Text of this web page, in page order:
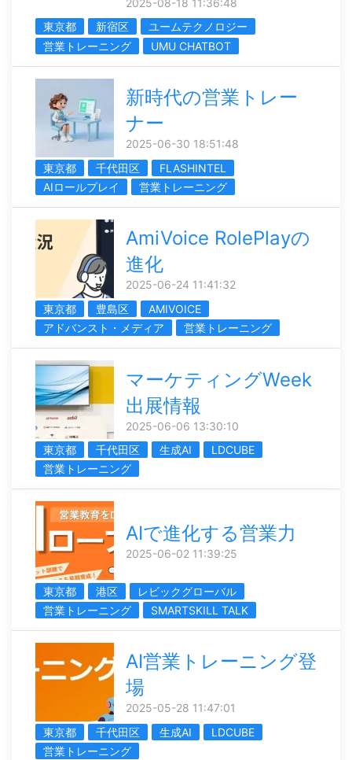
東京都
新宿区
ユームテクノロジー
営業トレーニング
UMU CHATBOT
新時代の営業トレー
ナー
2025-06-30 18:51:48
東京都
千代田区
FLASHINTEL
AIロールプレイ
営業トレーニング
AmiVoice RolePlayの
進化
2025-06-24 11:41:32
東京都
豊島区
AMIVOICE
アドバンスト・メディア
営業トレーニング
マーケティングWeek
出展情報
2025-06-06 13:30:10
東京都
千代田区 生成AI
LDCUBE
営業トレーニング
AIで進化する営業力
2025-06-02 11:39:25
東京都 港区
レビックグローバル
営業トレーニング
SMARTSKILL TALK
AI営業トレーニング登
場
2025-05-28 11:47:01
東京都
千代田区 生成AI
LDCUBE
営業トレーニング